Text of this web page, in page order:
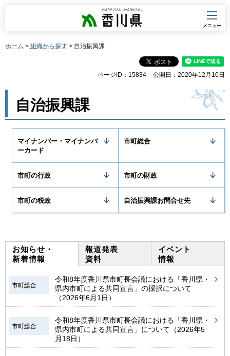
香川県
メニュー
ホーム > 組織から探す > 自治振興課
ページID：15834 公開日：2020年12月10日
自治振興課
マイナンバー・マイナンバ
ーカード
市町総合
市町の行政 市町の財政
市町の税政 自治振興課お問合せ先
お知らせ・
新着情報
市町総合
令和8年度香川県市町長会議における「香川県・
県内市町による共同宣言」の採択について
（2026年6月1日）
市町総合
令和8年度香川県市町長会議における「香川県・
県内市町による共同宣言」について（2026年5
月18日）
報道発表
資料
イベント
情報